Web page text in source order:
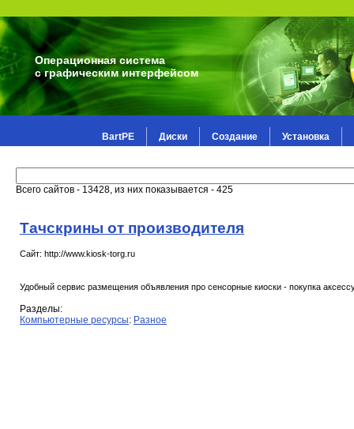
Операционная система
с графическим интерфейсом
BartPE Диски Создание Установка
Всего сайтов - 13428, из них показывается - 425
Тачскрины от производителя
Сайт: http://www.kiosk-torg.ru
Удобный сервис размещения объявления про сенсорные киоски - покупка
Разделы:
Компьютерные ресурсы: Разное